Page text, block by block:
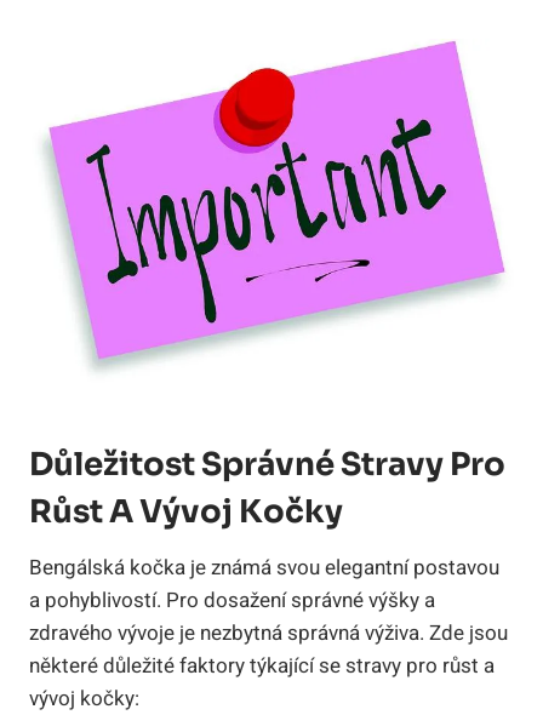
Důležitost Správné Stravy Pro
Růst A Vývoj Kočky
Bengálská kočka je známá svou elegantní postavou
a pohyblivostí. Pro dosažení správné výšky a
zdravého vývoje je nezbytná správná výživa. Zde jsou
některé důležité faktory týkající se stravy pro růst a
vývoj kočky: